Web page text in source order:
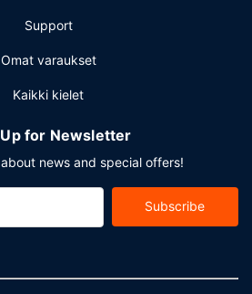
Support
Omat varaukset
Kaikki kielet
for Newsletter
news and special offers!
Subscribe